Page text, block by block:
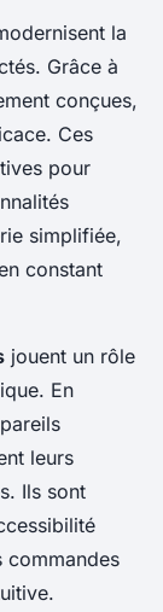
la
Grâce à
conçues,
Ces
pour
simplifiée,
constant
jouent un rôle
En
leurs
Ils sont
commandes